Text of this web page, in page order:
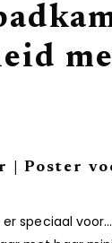
Poster
speciaal